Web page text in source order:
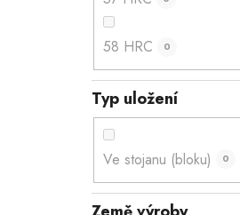
58 HRC 0
Typ uložení
Ve stojanu (bloku) 0